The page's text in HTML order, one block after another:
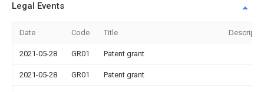
Legal Events
Date Code Title
2021-05-28 GR01 Patent grant
2021-05-28 GR01 Patent grant